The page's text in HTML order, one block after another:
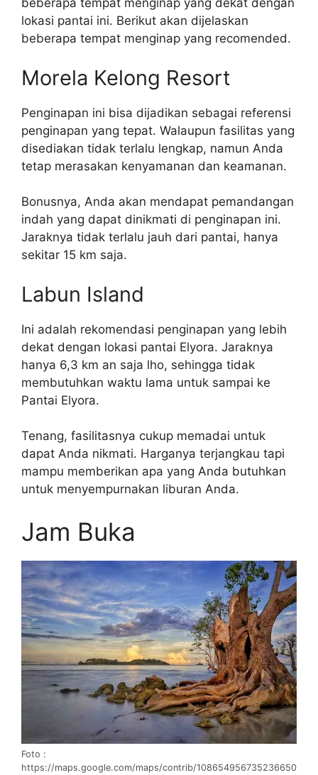
beberapa tempat menginap yang dekat dengan
lokasi pantai ini. Berikut akan dijelaskan
beberapa tempat menginap yang recomended.
Morela Kelong Resort
Penginapan ini bisa dijadikan sebagai referensi
penginapan yang tepat. Walaupun fasilitas yang
disediakan tidak terlalu lengkap, namun Anda
tetap merasakan kenyamanan dan keamanan.
Bonusnya, Anda akan mendapat pemandangan
indah yang dapat dinikmati di penginapan ini.
Jaraknya tidak terlalu jauh dari pantai, hanya
sekitar 15 km saja.
Labun Island
Ini adalah rekomendasi penginapan yang lebih
dekat dengan lokasi pantai Elyora. Jaraknya
hanya 6,3 km an saja lho, sehingga tidak
membutuhkan waktu lama untuk sampai ke
Pantai Elyora.
Tenang, fasilitasnya cukup memadai untuk
dapat Anda nikmati. Harganya terjangkau tapi
mampu memberikan apa yang Anda butuhkan
untuk menyempurnakan liburan Anda.
Jam Buka
Foto :
https://maps.google.com/maps/contrib/108654956735236650